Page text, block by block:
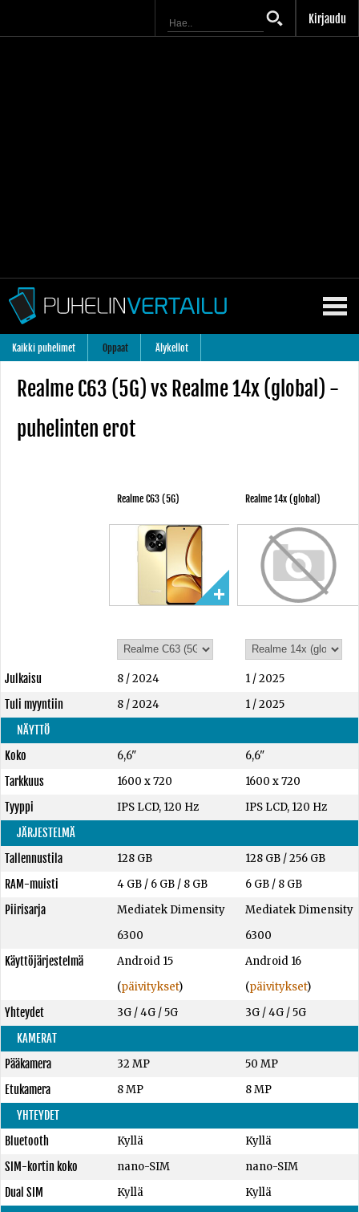
Kirjaudu
Kaikki puhelimet Oppaat Älykellot
Realme C63 (5G) vs Realme 14x (global) -
puhelinten erot
Realme C63 (5G) Realme 14x (global)
Julkaisu 8 / 2024
1 / 2025
Tuli myyntiin
8 / 2024
1 / 2025
NÄYTTÖ
Koko
6,6"
6,6"
Tarkkuus
1600 x 720
1600 x 720
Tyyppi
IPS LCD, 120 Hz
IPS LCD, 120 Hz
JÄRJESTELMÄ
Tallennustila
128 GB 128 GB /256 GB
RAM-muisti
4 GB/ 6 GB/ 8 GB 6 GB / 8 GB
Piirisarja
Mediatek Dimensity
6300
Mediatek Dimensity
6300
Käyttöjärjestelmä
Android 15
(päivitykset)
Android 16
(päivitykset)
Yhteydet
3G / 4G / 5G
3G / 4G / 5G
KAMERAT
Pääkamera
32 MP
50 MP
Etukamera
8 MP
8 MP
YHTEYDET
Bluetooth
Kyllä
Kyllä
SIM-kortin koko
nano-SIM
nano-SIM
Dual SIM
Kyllä
Kyllä